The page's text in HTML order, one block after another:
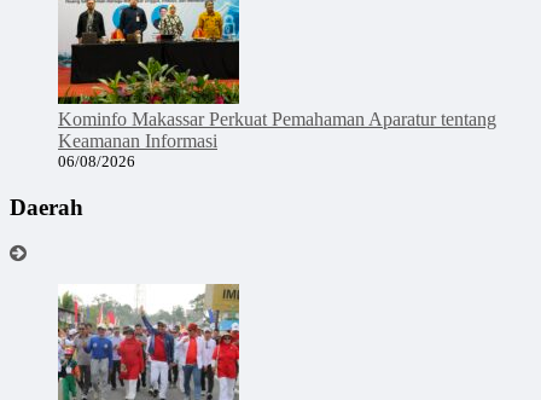
Kominfo Makassar Perkuat Pemahaman Aparatur tentang
Keamanan Informasi
06/08/2026
Daerah